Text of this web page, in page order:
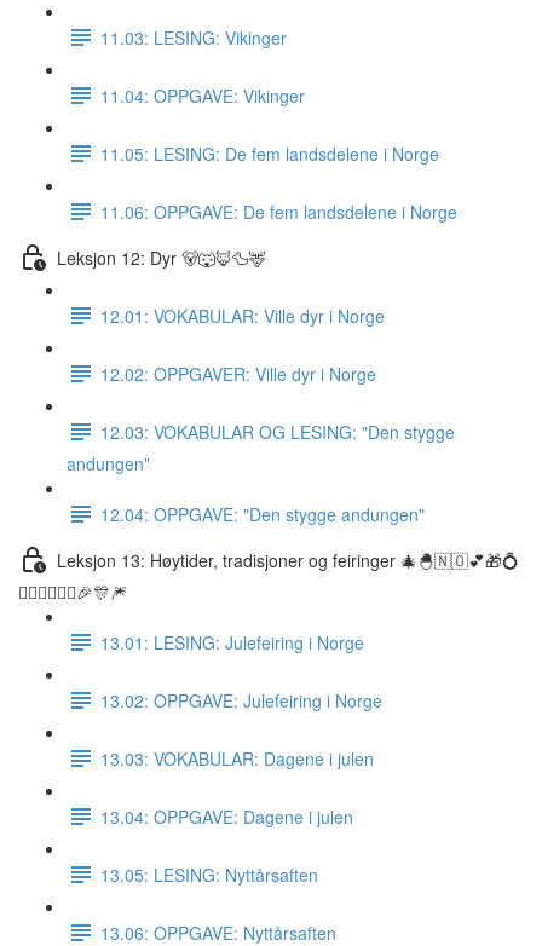
11.03: LESING: Vikinger
11.04: OPPGAVE: Vikinger
11.05: LESING: De fem landsdelene i Norge
11.06: OPPGAVE: De fem landsdelene i Norge
Leksjon 12: Dyr 🐻🐺🦊🦆🦌
12.01: VOKABULAR: Ville dyr i Norge
12.02: OPPGAVER: Ville dyr i Norge
12.03: VOKABULAR OG LESING: "Den stygge
andungen"
12.04: OPPGAVE: "Den stygge andungen"
Leksjon 13: Høytider, tradisjoner og feiringer 🎄🐣🇳🇴💕🎁💍
👰🏼‍♀️🤵🏽‍♂️🎉🎊🎆
13.01: LESING: Julefeiring i Norge
13.02: OPPGAVE: Julefeiring i Norge
13.03: VOKABULAR: Dagene i julen
13.04: OPPGAVE: Dagene i julen
13.05: LESING: Nyttårsaften
13.06: OPPGAVE: Nyttårsaften